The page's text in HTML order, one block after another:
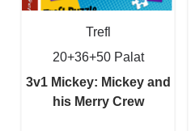
Trefl
20+36+50 Palat
3v1 Mickey: Mickey and
his Merry Crew